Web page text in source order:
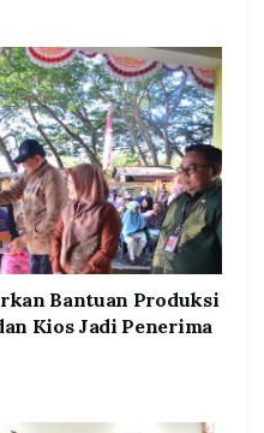
Bantuan Produksi
Kios Jadi Penerima